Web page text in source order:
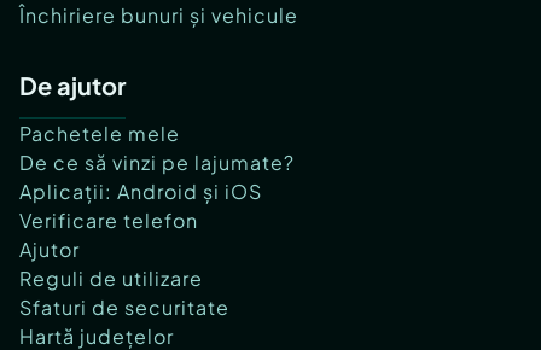
Închiriere bunuri și vehicule
De ajutor
Pachetele mele
De ce să vinzi pe lajumate?
Aplicații: Android și iOS
Verificare telefon
Ajutor
Reguli de utilizare
Sfaturi de securitate
Hartă județelor